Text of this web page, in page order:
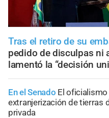
Tras el retiro de su
pedido de disculpas ni
lamentó la “decisión
En el Senado El
extranjerización de tierras
privada